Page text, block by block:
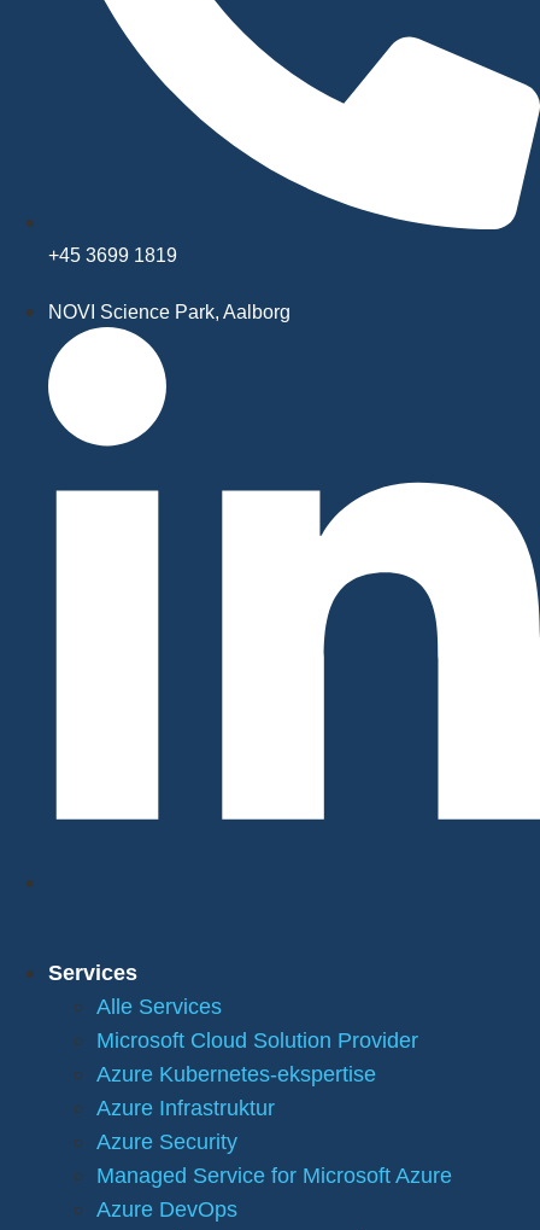
+45 3699 1819
NOVI Science Park, Aalborg
Services
Alle Services
Microsoft Cloud Solution Provider
Azure Kubernetes-ekspertise
Azure Infrastruktur
Azure Security
Managed Service for Microsoft Azure
Azure DevOps